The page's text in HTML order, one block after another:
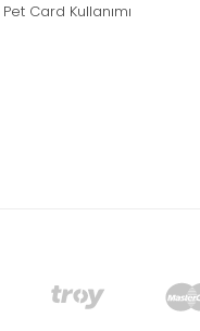
Pet Card Kullanımı